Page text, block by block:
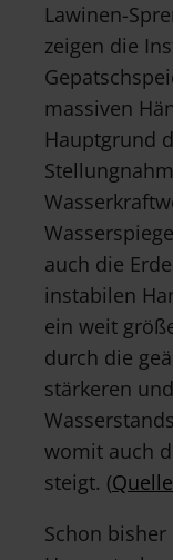
Lawinen-
zeigen die
massiven
Hauptgrund
auch die
instabilen
ein weit
durch die
stärkeren
womit auch
steigt. (
Schon